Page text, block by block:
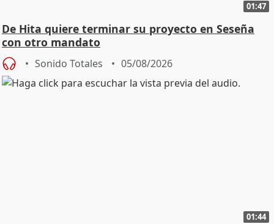
01:47
De Hita quiere terminar su proyecto en Seseña
con otro mandato
Sonido Totales 05/08/2026
01:44